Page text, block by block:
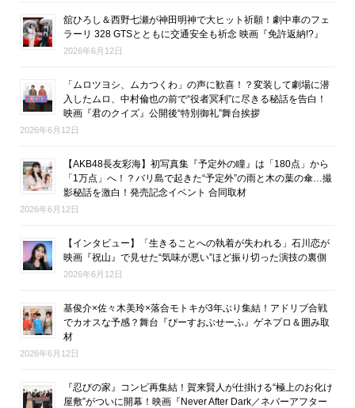
舘ひろし＆西野七瀬が神田明神で大ヒット祈願！劇中車のフェ
ラーリ 328 GTSとともに交通安全も祈念 映画『免許返納!?』
2026年6月12日
「ムロツヨシ、ムカつくわ」の声に歓喜！？変装して劇場に潜
入したムロ、中村倫也の前で“役者冥利”に尽きる秘話を告白！
映画『君のクイズ』公開後“特別御礼”舞台挨拶
2026年6月12日
【AKB48長友彩海】初写真集『予定外の瞳』は「180点」から
「1万点」へ！？バリ島で起きた“予定外”の雨と木の葉の傘…撮
影秘話を激白！発売記念イベント 合同取材
2026年6月12日
【インタビュー】「生きることへの執着が失われる」石川恋が
映画『祝山』で見せた“気味が悪い”ほど振り切った演技の裏側
2026年6月12日
基俊介×佐々木美玲×落合モトキが3年ぶり集結！アドリブ合戦
でカオスな予感？舞台『ぴーすおぶせーふ』ゲネプロ＆囲み取
材
2026年6月12日
『忍びの家』コンビ再集結！賀来賢人が仕掛ける“極上のお化け
屋敷”がついに開幕！映画『Never After Dark／ネバーアフター